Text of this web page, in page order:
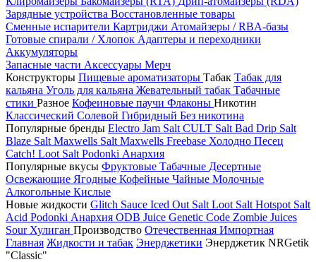
Зарядные устройства Восстановленные товары
Сменные испарители Картриджи Атомайзеры / RBA-базы
Готовые спирали / Хлопок Адаптеры и переходники
Аккумуляторы
Запасные части Аксессуары Мерч
Конструкторы Пищевые ароматизаторы Табак Табак для
кальяна Уголь для кальяна Жевательный табак Табачные
стики Разное Кофеиновые паучи Флаконы Никотин
Классический Солевой Гибридный Без никотина
Популярные бренды Electro Jam Salt CULT Salt Bad Drip Salt
Blaze Salt Maxwells Salt Maxwells Freebase Холодно Песец
Catch! Loot Salt Podonki Анархия
Популярные вкусы Фруктовые Табачные Десертные
Освежающие Ягодные Кофейные Чайные Молочные
Алкогольные Кислые
Новые жидкости Glitch Sauce Iced Out Salt Loot Salt Hotspot Salt
Acid Podonki Анархия ODB Juice Genetic Code Zombie Juices
Sour Хулиган Производство Отечественная Импортная
Главная Жидкости и табак Энерджетики Энерджетик NRGetik
"Classic"